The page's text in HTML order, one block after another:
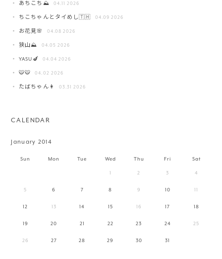
あちこち⛰️ 04.11 2026
ちこちゃんとタイめし🇹🇭 04.09 2026
お花見🌸 04.08 2026
狭山⛰️ 04.05 2026
YASU🍆 04.04 2026
🐯🐯 04.02 2026
たばちゃん👩 03.31 2026
CALENDAR
January 2014
Sun Mon Tue Wed Thu Fri Sat
1 2 3 4
5 6 7 8 9 10 11
12 13 14 15 16 17 18
19 20 21 22 23 24 25
26 27 28 29 30 31